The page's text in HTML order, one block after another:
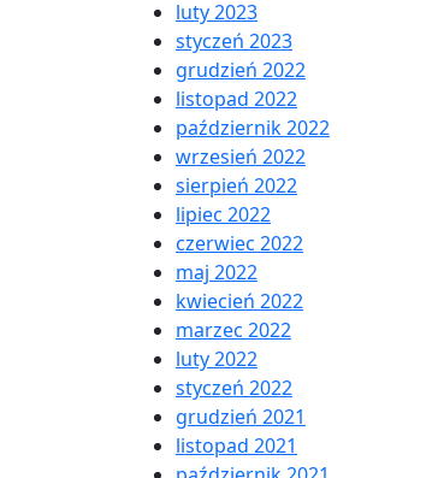
luty 2023
styczeń 2023
grudzień 2022
listopad 2022
październik 2022
wrzesień 2022
sierpień 2022
lipiec 2022
czerwiec 2022
maj 2022
kwiecień 2022
marzec 2022
luty 2022
styczeń 2022
grudzień 2021
listopad 2021